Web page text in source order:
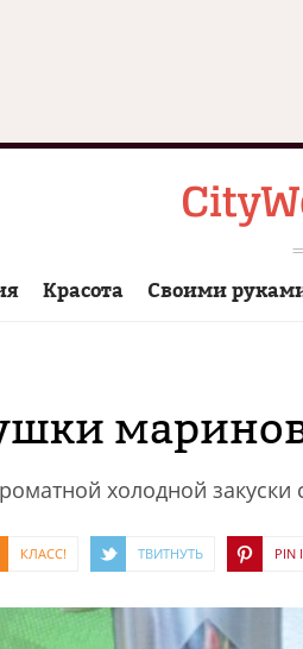
Красота Своими
холодной
КЛАСС! ТВИТНУТЬ PIN